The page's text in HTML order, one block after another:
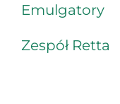
Emulgatory
Zespół Retta